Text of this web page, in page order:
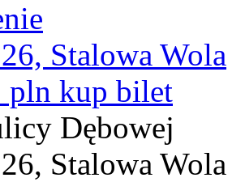
Stalowa Wola
pln kup bilet
Dębowej
Stalowa Wola